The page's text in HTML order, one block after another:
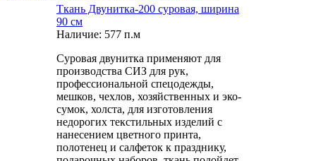
Ткань Двунитка-200 суровая, ширина
90 см
Наличие: 577 п.м
Суровая двунитка применяют для
производства СИЗ для рук,
профессиональной спецодежды,
мешков, чехлов, хозяйственных и эко-
сумок, холста, для изготовления
недорогих текстильных изделий с
нанесением цветного принта,
полотенец и салфеток к празднику,